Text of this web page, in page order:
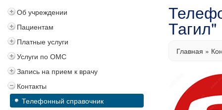
Об учреждении
Пациентам
Платные услуги
Услуги по ОМС
Запись на прием к врачу
Контакты
Телефонный справочник
Тагил"
Главная »